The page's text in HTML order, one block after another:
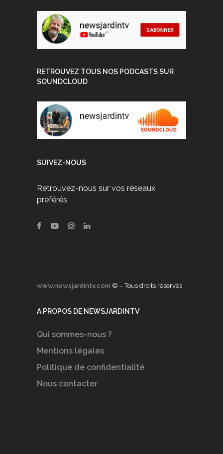
RETROUVEZ TOUS NOS PODCASTS SUR
SOUNDCLOUD
SUIVEZ-NOUS
Retrouvez-nous sur vos réseaux
préférés
www.newsjardintv.com © – Tous droits réservés
A PROPOS DE NEWSJARDINTV
Qui sommes-nous ?
Mentions légales
Politique de confidentialité
Nous contacter